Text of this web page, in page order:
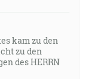
kam zu den
zu den
des HERRN